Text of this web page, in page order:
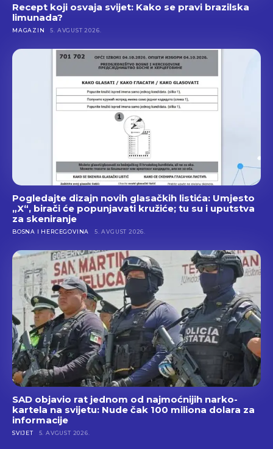
Recept koji osvaja svijet: Kako se pravi brazilska
limunada?
MAGAZIN 5. AVGUST 2026.
Pogledajte dizajn novih glasačkih listića: Umjesto
„X“, birači će popunjavati kružiće; tu su i uputstva
za skeniranje
BOSNA I HERCEGOVINA 5. AVGUST 2026.
SAD objavio rat jednom od najmoćnijih narko-
kartela na svijetu: Nude čak 100 miliona dolara za
informacije
SVIJET 5. AVGUST 2026.